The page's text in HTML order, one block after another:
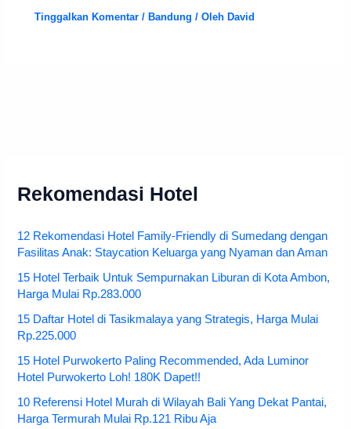
Tinggalkan Komentar / Bandung / Oleh David
Rekomendasi Hotel
12 Rekomendasi Hotel Family-Friendly di Sumedang dengan
Fasilitas Anak: Staycation Keluarga yang Nyaman dan Aman
15 Hotel Terbaik Untuk Sempurnakan Liburan di Kota Ambon,
Harga Mulai Rp.283.000
15 Daftar Hotel di Tasikmalaya yang Strategis, Harga Mulai
Rp.225.000
15 Hotel Purwokerto Paling Recommended, Ada Luminor
Hotel Purwokerto Loh! 180K Dapet!!
10 Referensi Hotel Murah di Wilayah Bali Yang Dekat Pantai,
Harga Termurah Mulai Rp.121 Ribu Aja